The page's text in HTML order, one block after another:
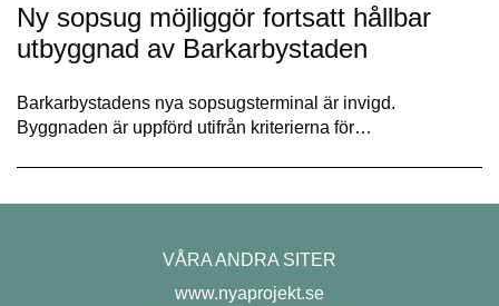
Ny sopsug möjliggör fortsatt hållbar
utbyggnad av Barkarbystaden
Barkarbystadens nya sopsugsterminal är invigd.
Byggnaden är uppförd utifrån kriterierna för…
VÅRA ANDRA SITER
www.nyaprojekt.se